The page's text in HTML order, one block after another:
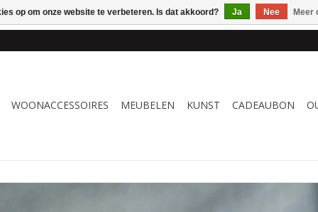
WOONACCESSOIRES MEUBELEN KUNST CADEAUBON
op om onze website te verbeteren. Is dat akkoord? Ja Nee Meer
MEUBELEN & KUNST – GRATIS